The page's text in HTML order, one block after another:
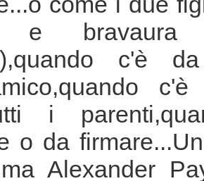
e
c'è
i
o da
Alexander